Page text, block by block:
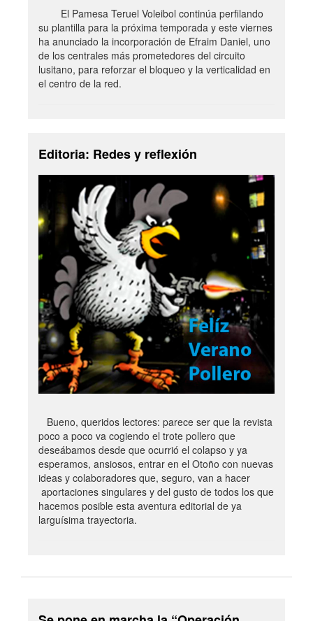
El Pamesa Teruel Voleibol continúa perfilando
su plantilla para la próxima temporada y este viernes
ha anunciado la incorporación de Efraim Daniel, uno
de los centrales más prometedores del circuito
lusitano, para reforzar el bloqueo y la verticalidad en
el centro de la red.
Editoria: Redes y reflexión
Bueno, queridos lectores: parece ser que la revista
poco a poco va cogiendo el trote pollero que
deseábamos desde que ocurrió el colapso y ya
esperamos, ansiosos, entrar en el Otoño con nuevas
ideas y colaboradores que, seguro, van a hacer
aportaciones singulares y del gusto de todos los que
hacemos posible esta aventura editorial de ya
larguísima trayectoria.